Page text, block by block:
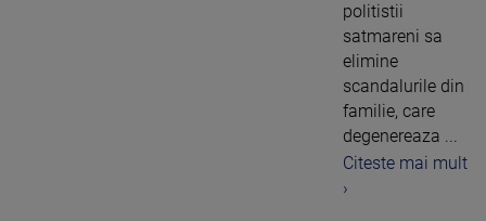
politistii
satmareni sa
elimine
scandalurile din
familie, care
degenereaza ...
Citeste mai mult
›